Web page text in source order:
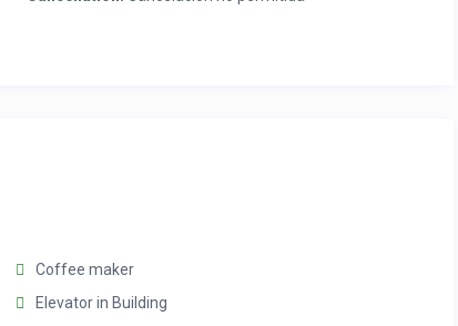
Coffee maker
Elevator in Building